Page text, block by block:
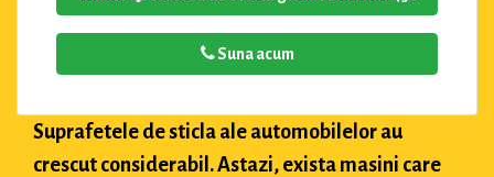
Suna acum
Suprafetele de sticla ale automobilelor au
crescut considerabil. Astazi, exista masini care